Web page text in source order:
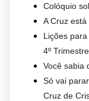
Colóquio
A Cruz está
Lições
4º
Você sabia
Só vai
Cruz de